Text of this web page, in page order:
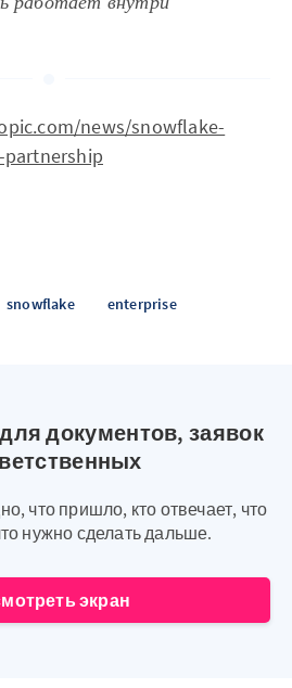
news/snowflake-
snowflake enterprise
документов, заявок
что пришло, кто отвечает, что
нужно сделать дальше.
экран